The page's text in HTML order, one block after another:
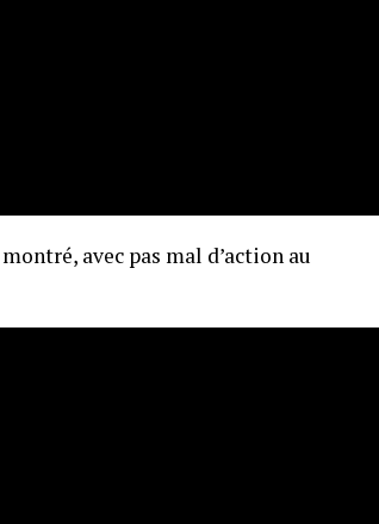
avec pas mal d’action au